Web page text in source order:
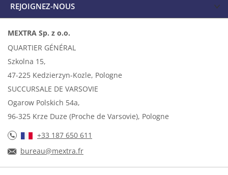
REJOIGNEZ-NOUS
MEXTRA Sp. z o.o.
QUARTIER GÉNÉRAL
Szkolna 15,
47-225 Kedzierzyn-Kozle, Pologne
SUCCURSALE DE VARSOVIE
Ogarow Polskich 54a,
96-325 Krze Duze (Proche de Varsovie), Pologne
+33 187 650 611
bureau@mextra.fr